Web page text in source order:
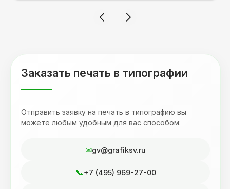
терпеливость, отвечала на все мои вопросы.
Заказать печать в типографии
Отправить заявку на печать в типографию вы
можете любым удобным для вас способом:
gv@grafiksv.ru
+7 (495) 969-27-00